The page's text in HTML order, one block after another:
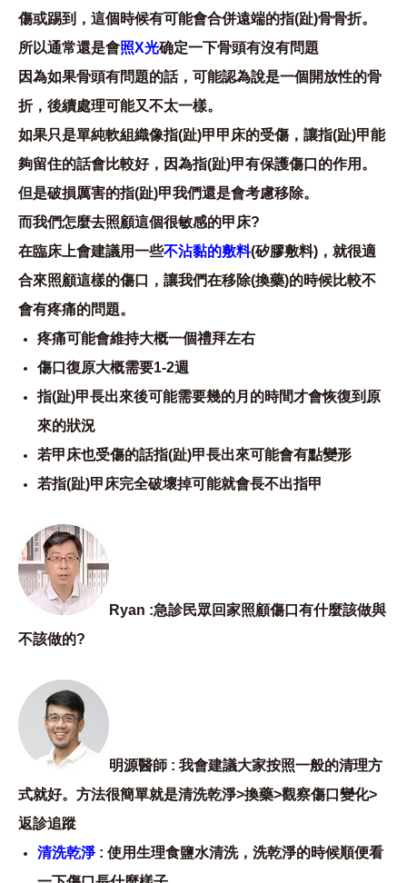
傷或踢到，這個時候有可能會合併遠端的指(趾)骨骨折。
所以通常還是會照X光确定一下骨頭有沒有問題
因為如果骨頭有問題的話，可能認為說是一個開放性的骨
折，後續處理可能又不太一樣。
如果只是單純軟組織像指(趾)甲甲床的受傷，讓指(趾)甲能
夠留住的話會比較好，因為指(趾)甲有保護傷口的作用。
但是破損厲害的指(趾)甲我們還是會考慮移除。
而我們怎麼去照顧這個很敏感的甲床?
在臨床上會建議用一些不沾黏的敷料(矽膠敷料)，就很適
合來照顧這樣的傷口，讓我們在移除(換藥)的時候比較不
會有疼痛的問題。
疼痛可能會維持大概一個禮拜左右
傷口復原大概需要1-2週
指(趾)甲長出來後可能需要幾的月的時間才會恢復到原
來的狀況
若甲床也受傷的話指(趾)甲長出來可能會有點變形
若指(趾)甲床完全破壞掉可能就會長不出指甲
Ryan :急診民眾回家照顧傷口有什麼該做與
不該做的?
明源醫師 : 我會建議大家按照一般的清理方
式就好。方法很簡單就是清洗乾淨>換藥>觀察傷口變化>
返診追蹤
清洗乾淨: 使用生理食鹽水清洗，洗乾淨的時候順便看